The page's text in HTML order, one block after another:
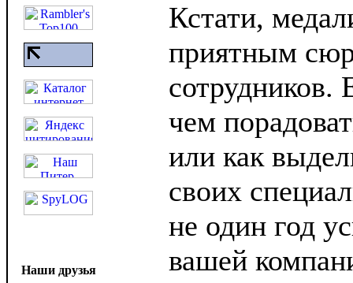
Наши друзья
Кстати,
приятным
сотрудников.
чем
или как
своих
не один год
вашей